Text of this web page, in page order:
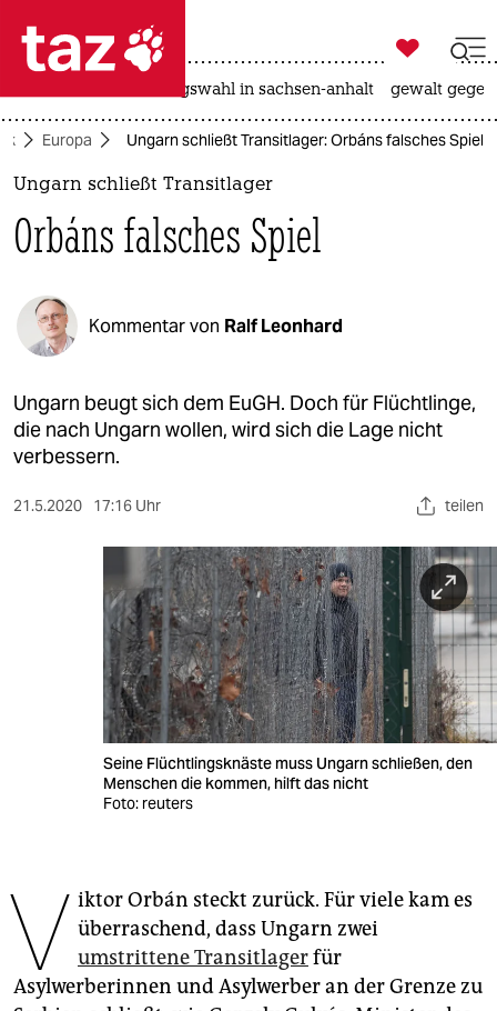
 taz zahl ich
taz zahl ich
themen
politik
öko
gesellschaft
kultur
sport
berlin
wahrheit
veranstaltungen
abo
genossenschaft
epaper login

taz zahl ich
landtagswahl in sachsen-anhalt gewalt
Europa Ungarn schließt Transitlager: Orbáns falsches Spiel
Ungarn schließt Transitlager
Orbáns falsches Spiel
Kommentar von Ralf Leonhard
Ungarn beugt sich dem EuGH. Doch für Flüchtlinge,
die nach Ungarn wollen, wird sich die Lage nicht
verbessern.
21.5.2020 17:16 Uhr teilen
Seine Flüchtlingsknäste muss Ungarn schließen, den
Menschen die kommen, hilft das nicht
Foto: reuters
V iktor Orbán steckt zurück. Für viele kam es
überraschend, dass Ungarn zwei
umstrittene Transitlagerfür
Asylwerberinnen und Asylwerber an der Grenze zu